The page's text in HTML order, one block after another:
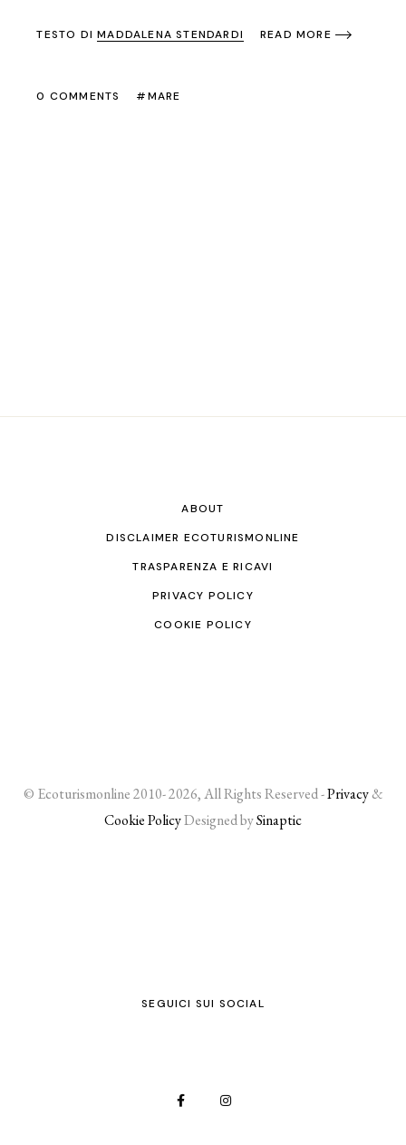
TESTO DIMADDALENA STENDARDI READ MORE
0 COMMENTS MARE
ABOUT
DISCLAIMER ECOTURISMONLINE
TRASPARENZA E RICAVI
PRIVACY POLICY
COOKIE POLICY
© Ecoturismonline 2010- 2026, All Rights Reserved -Privacy&
Cookie PolicyDesigned bySinaptic
SEGUICI SUI SOCIAL